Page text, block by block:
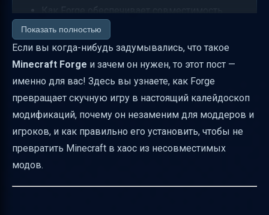
Как Forge обеспечивает совместимость
модификаций
Что такое ForgeModLoader (FML)
Совместимость Forge с другими
загрузчиками и модами
Как работает Ore Dictionary и зачем он
нужен
Liquid Dictionary — что это и чем отличается
Показать полностью
Если вы когда-нибудь задумывались, что такое
Minecraft Forge и зачем он нужен, то этот пост —
именно для вас! Здесь вы узнаете, как Forge
превращает скучную игру в настоящий калейдоскоп
модификаций, почему он незаменим для моддеров и
игроков, и как правильно его установить, чтобы не
превратить Minecraft в хаос из несовместимых
модов.